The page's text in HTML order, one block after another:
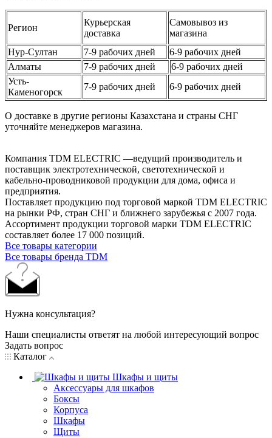
Регион
Курьерская
доставка
Самовывоз из
магазина
Нур-Султан
7-9 рабочих дней
6-9 рабочих дней
Алматы
7-9 рабочих дней
6-9 рабочих дней
Усть-
Каменогорск
7-9 рабочих дней 6-9 рабочих дней
О доставке в другие регионы Казахстана и страны СНГ
уточняйте менеджеров магазина.
Компания TDM ELECTRIC —ведущий производитель и
поставщик электротехнической, светотехнической и
кабельно-проводниковой продукции для дома, офиса и
предприятия.
Поставляет продукцию под торговой маркой TDM ELECTRIC
на рынки РФ, стран СНГ и ближнего зарубежья с 2007 года.
Ассортимент продукции торговой марки TDM ЕLECTRIC
составляет более 17 000 позиций.
Все товары категории
Все товары бренда TDM
Нужна консультация?
Наши специалисты ответят на любой интересующий вопрос
Задать вопрос
Каталог
Шкафы и щиты
Аксессуары для шкафов
Боксы
Корпуса
Шкафы
Щиты